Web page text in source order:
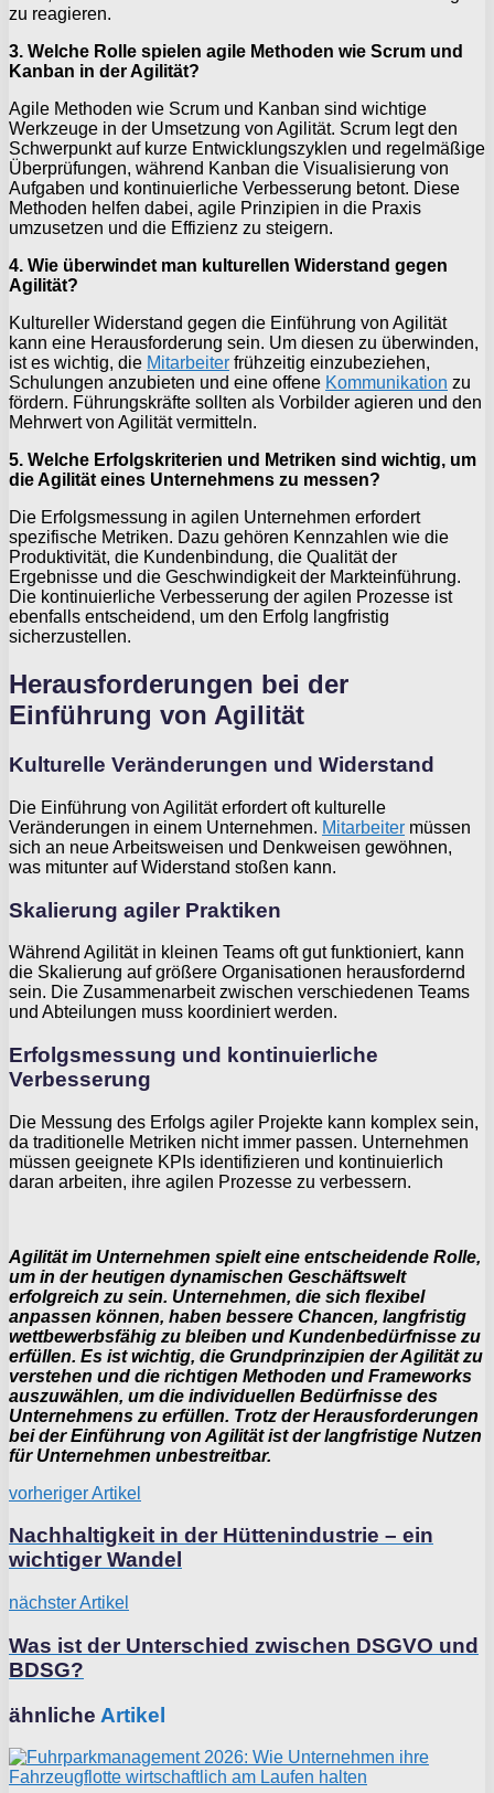
zu reagieren.
3. Welche Rolle spielen agile Methoden wie Scrum und
Kanban in der Agilität?
Agile Methoden wie Scrum und Kanban sind wichtige
Werkzeuge in der Umsetzung von Agilität. Scrum legt den
Schwerpunkt auf kurze Entwicklungszyklen und regelmäßige
Überprüfungen, während Kanban die Visualisierung von
Aufgaben und kontinuierliche Verbesserung betont. Diese
Methoden helfen dabei, agile Prinzipien in die Praxis
umzusetzen und die Effizienz zu steigern.
4. Wie überwindet man kulturellen Widerstand gegen
Agilität?
Kultureller Widerstand gegen die Einführung von Agilität
kann eine Herausforderung sein. Um diesen zu überwinden,
ist es wichtig, die Mitarbeiter frühzeitig einzubeziehen,
Schulungen anzubieten und eine offene Kommunikation zu
fördern. Führungskräfte sollten als Vorbilder agieren und den
Mehrwert von Agilität vermitteln.
5. Welche Erfolgskriterien und Metriken sind wichtig, um
die Agilität eines Unternehmens zu messen?
Die Erfolgsmessung in agilen Unternehmen erfordert
spezifische Metriken. Dazu gehören Kennzahlen wie die
Produktivität, die Kundenbindung, die Qualität der
Ergebnisse und die Geschwindigkeit der Markteinführung.
Die kontinuierliche Verbesserung der agilen Prozesse ist
ebenfalls entscheidend, um den Erfolg langfristig
sicherzustellen.
Herausforderungen bei der
Einführung von Agilität
Kulturelle Veränderungen und Widerstand
Die Einführung von Agilität erfordert oft kulturelle
Veränderungen in einem Unternehmen. Mitarbeiter müssen
sich an neue Arbeitsweisen und Denkweisen gewöhnen,
was mitunter auf Widerstand stoßen kann.
Skalierung agiler Praktiken
Während Agilität in kleinen Teams oft gut funktioniert, kann
die Skalierung auf größere Organisationen herausfordernd
sein. Die Zusammenarbeit zwischen verschiedenen Teams
und Abteilungen muss koordiniert werden.
Erfolgsmessung und kontinuierliche
Verbesserung
Die Messung des Erfolgs agiler Projekte kann komplex sein,
da traditionelle Metriken nicht immer passen. Unternehmen
müssen geeignete KPIs identifizieren und kontinuierlich
daran arbeiten, ihre agilen Prozesse zu verbessern.
Agilität im Unternehmen spielt eine entscheidende Rolle,
um in der heutigen dynamischen Geschäftswelt
erfolgreich zu sein. Unternehmen, die sich flexibel
anpassen können, haben bessere Chancen, langfristig
wettbewerbsfähig zu bleiben und Kundenbedürfnisse zu
erfüllen. Es ist wichtig, die Grundprinzipien der Agilität zu
verstehen und die richtigen Methoden und Frameworks
auszuwählen, um die individuellen Bedürfnisse des
Unternehmens zu erfüllen. Trotz der Herausforderungen
bei der Einführung von Agilität ist der langfristige Nutzen
für Unternehmen unbestreitbar.
vorheriger Artikel
Nachhaltigkeit in der Hüttenindustrie – ein
wichtiger Wandel
nächster Artikel
Was ist der Unterschied zwischen DSGVO und
BDSG?
ähnliche Artikel